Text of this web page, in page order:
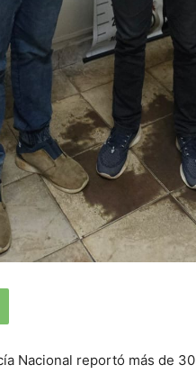
Nacional reportó más de